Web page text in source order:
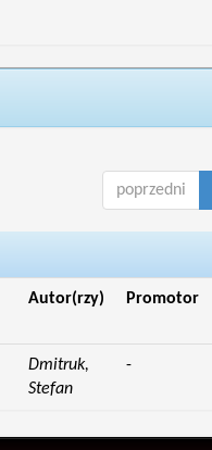
poprzedni
Autor(rzy) Promotor
Dmitruk,
Stefan
-